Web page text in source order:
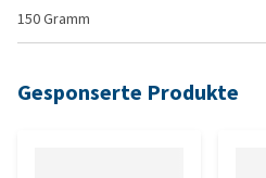
150 Gramm
Gesponserte Produkte